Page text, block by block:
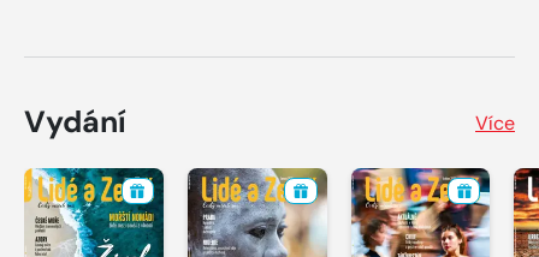
Vydání Více